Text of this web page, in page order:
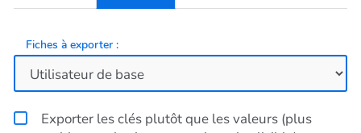
Fiches à exporter :
Exporter les clés plutôt que les valeurs (plus